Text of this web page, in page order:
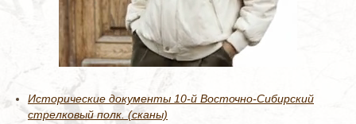
Исторические документы 10-й Восточно-Сибирский
стрелковый полк. (сканы)